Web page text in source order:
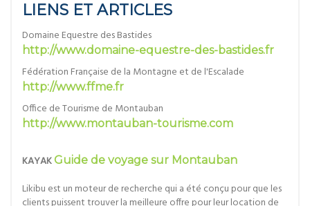
LIENS ET ARTICLES
Domaine Equestre des Bastides
http://www.domaine-equestre-des-bastides.fr
Fédération Française de la Montagne et de l'Escalade
http://www.ffme.fr
Office de Tourisme de Montauban
http://www.montauban-tourisme.com
KAYAKGuide de voyage sur Montauban
Likibu est un moteur de recherche qui a été conçu pour que les